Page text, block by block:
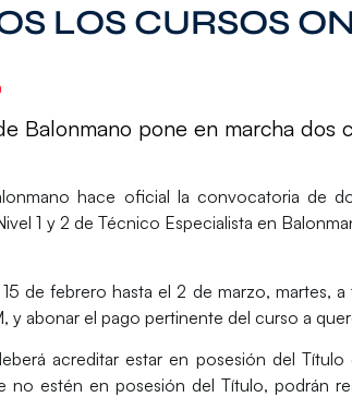
LOS CURSOS
Balonmano pone en marcha dos
hace oficial la convocatoria de
1 y 2 de Técnico Especialista en
de febrero hasta el 2 de marzo, martes,
y abonar el pago pertinente del curso a
acreditar estar en posesión del
no estén en posesión del Título, podrán